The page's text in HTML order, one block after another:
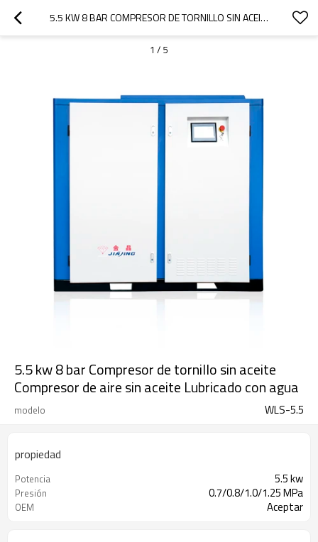
5.5 KW 8 BAR COMPRESOR DE TORNILLO SIN ACEITE COMPRESOR DE AIRE SIN ACEITE LUBRICADO CON AGUA
1 / 5
5.5 kw 8 bar Compresor de tornillo sin aceite
Compresor de aire sin aceite Lubricado con agua
modelo WLS-5.5
propiedad
Potencia 5.5 kw
Presión 0.7/0.8/1.0/1.25 MPa
OEM Aceptar